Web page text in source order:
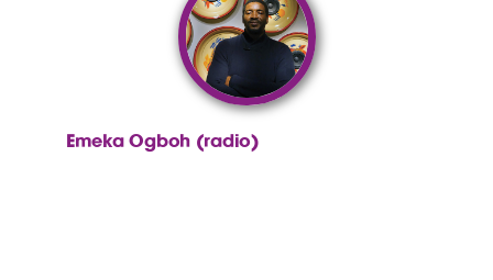
Emeka Ogboh (radio)